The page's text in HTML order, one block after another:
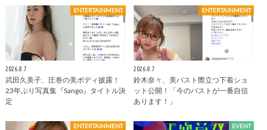
ENTERTAINMENT
2026.8.7
武田久美子、圧巻の美ボディ披露！
23年ぶり写真集『Sango』タイトル決
定
ENTERTAINMENT
2026.8.7
鈴木奈々、美バスト際立つ下着ショ
ット公開！「今のバストが一番自信
あります！」
ENTERTAINMENT EVENT